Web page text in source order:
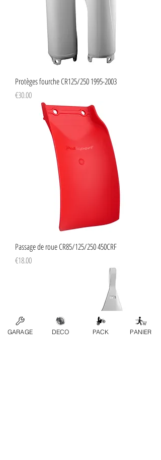
Protèges fourche CR125/250 1995-2003
Price
€30.00
Passage de roue CR85/125/250 450CRF
Price
€18.00
GARAGE DECO PACK PANIER